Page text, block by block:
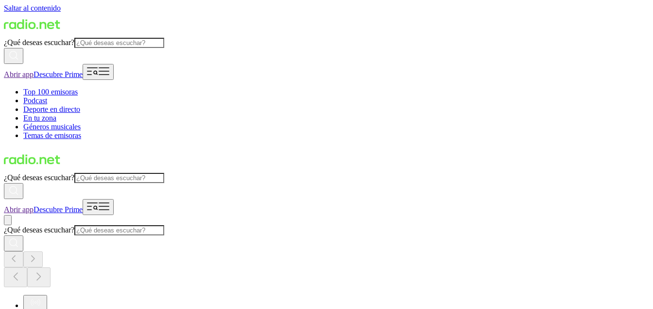
Saltar al contenido
¿Qué deseas escuchar?
Abrir appDescubre Prime
Top 100 emisoras
Podcast
Deporte en directo
En tu zona
Géneros musicales
Temas de emisoras
¿Qué deseas escuchar?
Abrir appDescubre Prime
¿Qué deseas escuchar?